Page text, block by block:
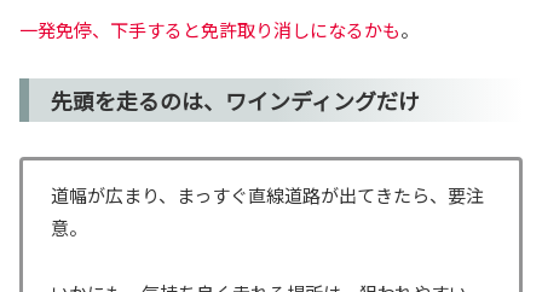
一発免停、下手すると免許取り消しになるかも。
先頭を走るのは、ワインディングだけ
道幅が広まり、まっすぐ直線道路が出てきたら、要注
意。